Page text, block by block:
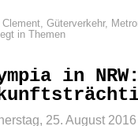
Clement, Güterverkehr,
in Themen
in
25. August 2016